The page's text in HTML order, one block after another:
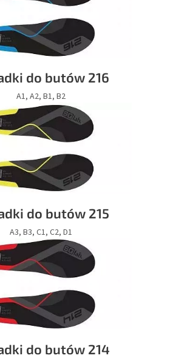
do butów 216
A1, A2, B1, B2
do butów 215
A3, B3, C1, C2, D1
do butów 214